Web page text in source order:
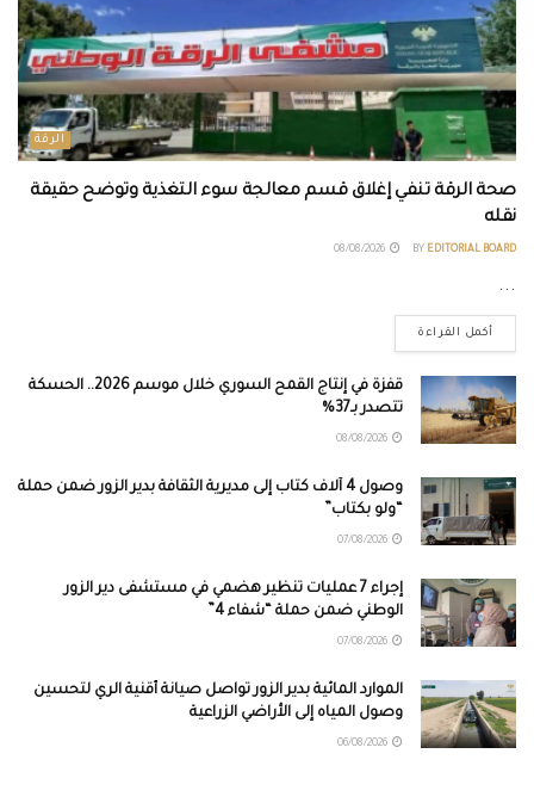
الرقة
صحة الرقة تنفي إغلاق قسم معالجة سوء التغذية وتوضح حقيقة
نقله
BY EDITORIAL BOARD
...
أكمل القراءة
قفزة في إنتاج القمح السوري خلال موسم 2026.. الحسكة
تتصدر بـ37%
وصول 4 آلاف كتاب إلى مديرية الثقافة بدير الزور ضمن حملة
“ولو بكتاب”
إجراء 7 عمليات تنظير هضمي في مستشفى دير الزور
الوطني ضمن حملة “شفاء 4”
الموارد المائية بدير الزور تواصل صيانة أقنية الري لتحسين
وصول المياه إلى الأراضي الزراعية